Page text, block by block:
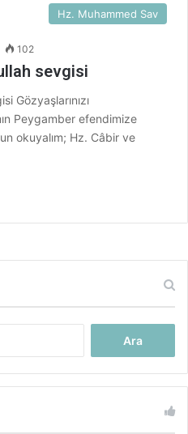
Hz. Muhammed Sav
102
sevgisi
Gözyaşlarınızı
Peygamber efendimize
okuyalım; Hz. Câbir ve